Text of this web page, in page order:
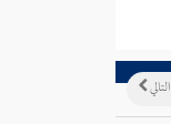
التالي